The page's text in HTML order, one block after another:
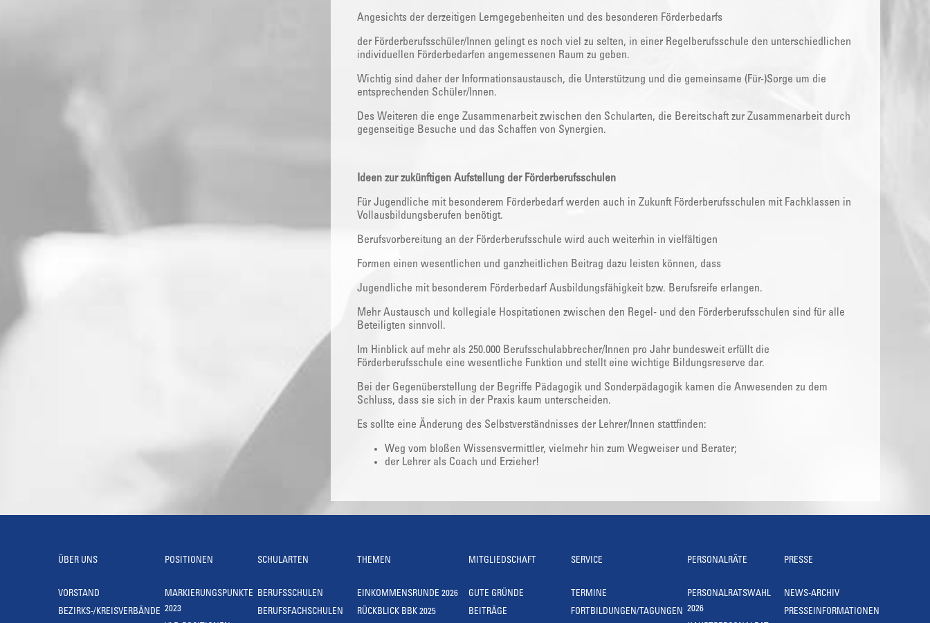
Angesichts der derzeitigen Lerngegebenheiten und des besonderen Förderbedarfs
der Förderberufsschüler/Innen gelingt es noch viel zu selten, in einer Regelberufsschule den unterschiedlichen
individuellen Förderbedarfen angemessenen Raum zu geben.
Wichtig sind daher der Informationsaustausch, die Unterstützung und die gemeinsame (Für-)Sorge um die
entsprechenden Schüler/Innen.
Des Weiteren die enge Zusammenarbeit zwischen den Schularten, die Bereitschaft zur Zusammenarbeit durch
gegenseitige Besuche und das Schaffen von Synergien.
Ideen zur zukünftigen Aufstellung der Förderberufsschulen
Für Jugendliche mit besonderem Förderbedarf werden auch in Zukunft Förderberufsschulen mit Fachklassen in
Vollausbildungsberufen benötigt.
Berufsvorbereitung an der Förderberufsschule wird auch weiterhin in vielfältigen
Formen einen wesentlichen und ganzheitlichen Beitrag dazu leisten können, dass
Jugendliche mit besonderem Förderbedarf Ausbildungsfähigkeit bzw. Berufsreife erlangen.
Mehr Austausch und kollegiale Hospitationen zwischen den Regel- und den Förderberufsschulen sind für alle
Beteiligten sinnvoll.
Im Hinblick auf mehr als 250.000 Berufsschulabbrecher/Innen pro Jahr bundesweit erfüllt die
Förderberufsschule eine wesentliche Funktion und stellt eine wichtige Bildungsreserve dar.
Bei der Gegenüberstellung der Begriffe Pädagogik und Sonderpädagogik kamen die Anwesenden zu dem
Schluss, dass sie sich in der Praxis kaum unterscheiden.
Es sollte eine Änderung des Selbstverständnisses der Lehrer/Innen stattfinden:
Weg vom bloßen Wissensvermittler, vielmehr hin zum Wegweiser und Berater;
der Lehrer als Coach und Erzieher!
ÜBER UNS
VORSTAND
BEZIRKS-/KREISVERBÄNDE
POSITIONEN
MARKIERUNGSPUNKTE
2023
SCHULARTEN
BERUFSSCHULEN
BERUFSFACHSCHULEN
THEMEN
EINKOMMENSRUNDE 2026
RÜCKBLICK BBK 2025
MITGLIEDSCHAFT
GUTE GRÜNDE
BEITRÄGE
SERVICE
TERMINE
FORTBILDUNGEN/TAGUNGEN
PERSONALRÄTE
PERSONALRATSWAHL
2026
PRESSE
NEWS-ARCHIV
PRESSEINFORMATIONEN